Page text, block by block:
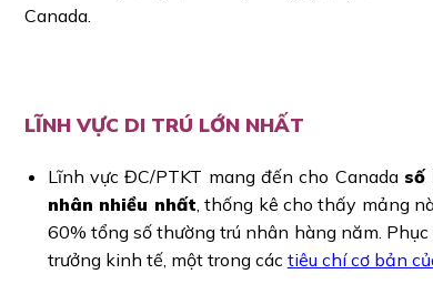
Canada.
LĨNH VỰC DI TRÚ LỚN NHẤT
Lĩnh vực ĐC/PTKT mang đến cho Canada số
nhân nhiều nhất, thống kê cho thấy mảng
60% tổng số thường trú nhân hàng năm.
trưởng kinh tế, một trong các tiêu chí cơ bản